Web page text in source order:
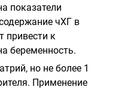
показатели
чХГ в
привести к
беременность.
но не более 1
Применение